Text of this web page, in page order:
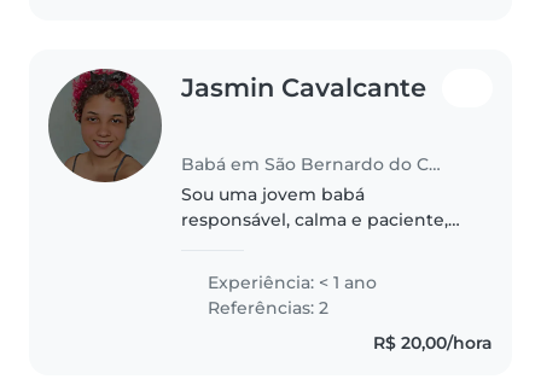
Jasmin Cavalcante
Babá em São Bernardo do Campo
Sou uma jovem babá
responsável, calma e paciente,
Tenho experiência com crianças
em idade pré-escolar e em idade
escolar, e adoro desenhar com
Experiência: < 1 ano
Referências: 2
R$ 20,00/hora